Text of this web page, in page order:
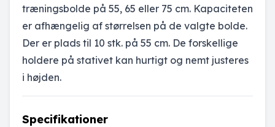
træningsbolde på 55, 65 eller 75 cm. Kapaciteten
er afhængelig af størrelsen på de valgte bolde.
Der er plads til 10 stk. på 55 cm. De forskellige
holdere på stativet kan hurtigt og nemt justeres
i højden.
Specifikationer